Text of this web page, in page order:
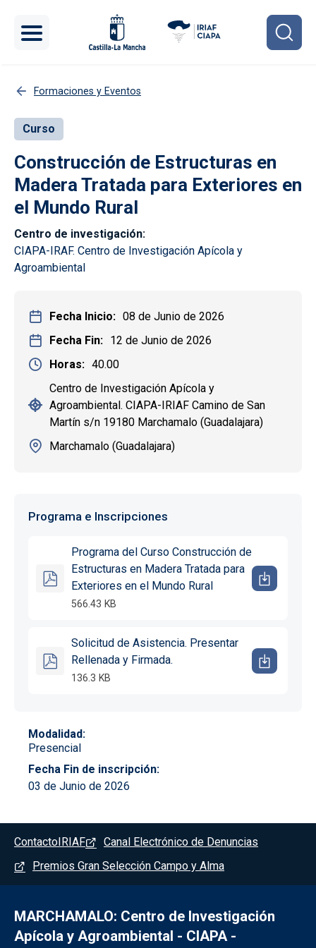
Formaciones y Eventos
Curso
Construcción de Estructuras en
Madera Tratada para Exteriores en
el Mundo Rural
Centro de investigación
CIAPA-IRAF. Centro de Investigación Apícola y
Agroambiental
Fecha Inicio
08 de Junio de 2026
Fecha Fin
12 de Junio de 2026
Horas
40.00
Centro de Investigación Apícola y
Agroambiental. CIAPA-IRIAF Camino de San
Martín s/n 19180 Marchamalo (Guadalajara)
Marchamalo (Guadalajara)
Programa e Inscripciones
Programa del Curso Construcción de
Estructuras en Madera Tratada para
Exteriores en el Mundo Rural
566.43 KB
Solicitud de Asistencia. Presentar
Rellenada y Firmada.
136.3 KB
Modalidad
Presencial
Fecha Fin de inscripción
03 de Junio de 2026
Pie de página - Marchamalo
Contacto IRIAF
Canal Electrónico de Denuncias
Premios Gran Selección Campo y Alma
MARCHAMALO: Centro de Investigación
Apícola y Agroambiental - CIAPA -